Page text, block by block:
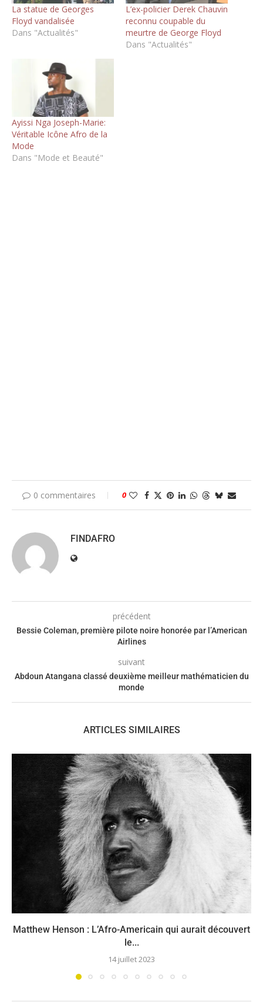
La statue de Georges
Floyd vandalisée
Dans "Actualités"
L’ex-policier Derek Chauvin
reconnu coupable du
meurtre de George Floyd
Dans "Actualités"
Ayissi Nga Joseph-Marie:
Véritable Icône Afro de la
Mode
Dans "Mode et Beauté"
0 commentaires 0
FINDAFRO
précédent
Bessie Coleman, première pilote noire honorée par l’American
Airlines
suivant
Abdoun Atangana classé deuxième meilleur mathématicien du
monde
ARTICLES SIMILAIRES
Matthew Henson : L’Afro-Americain qui aurait découvert
le...
14 juillet 2023